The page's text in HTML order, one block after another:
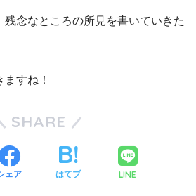
残念なところの所見を書いていきた
すね！
SHARE
ェア はてブ LINE